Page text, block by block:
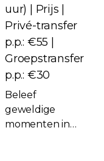
uur) | Prijs |
Privé-transfer
p.p.: €55 |
Groepstransfer
p.p.: €30
Beleef
geweldige
momenten in